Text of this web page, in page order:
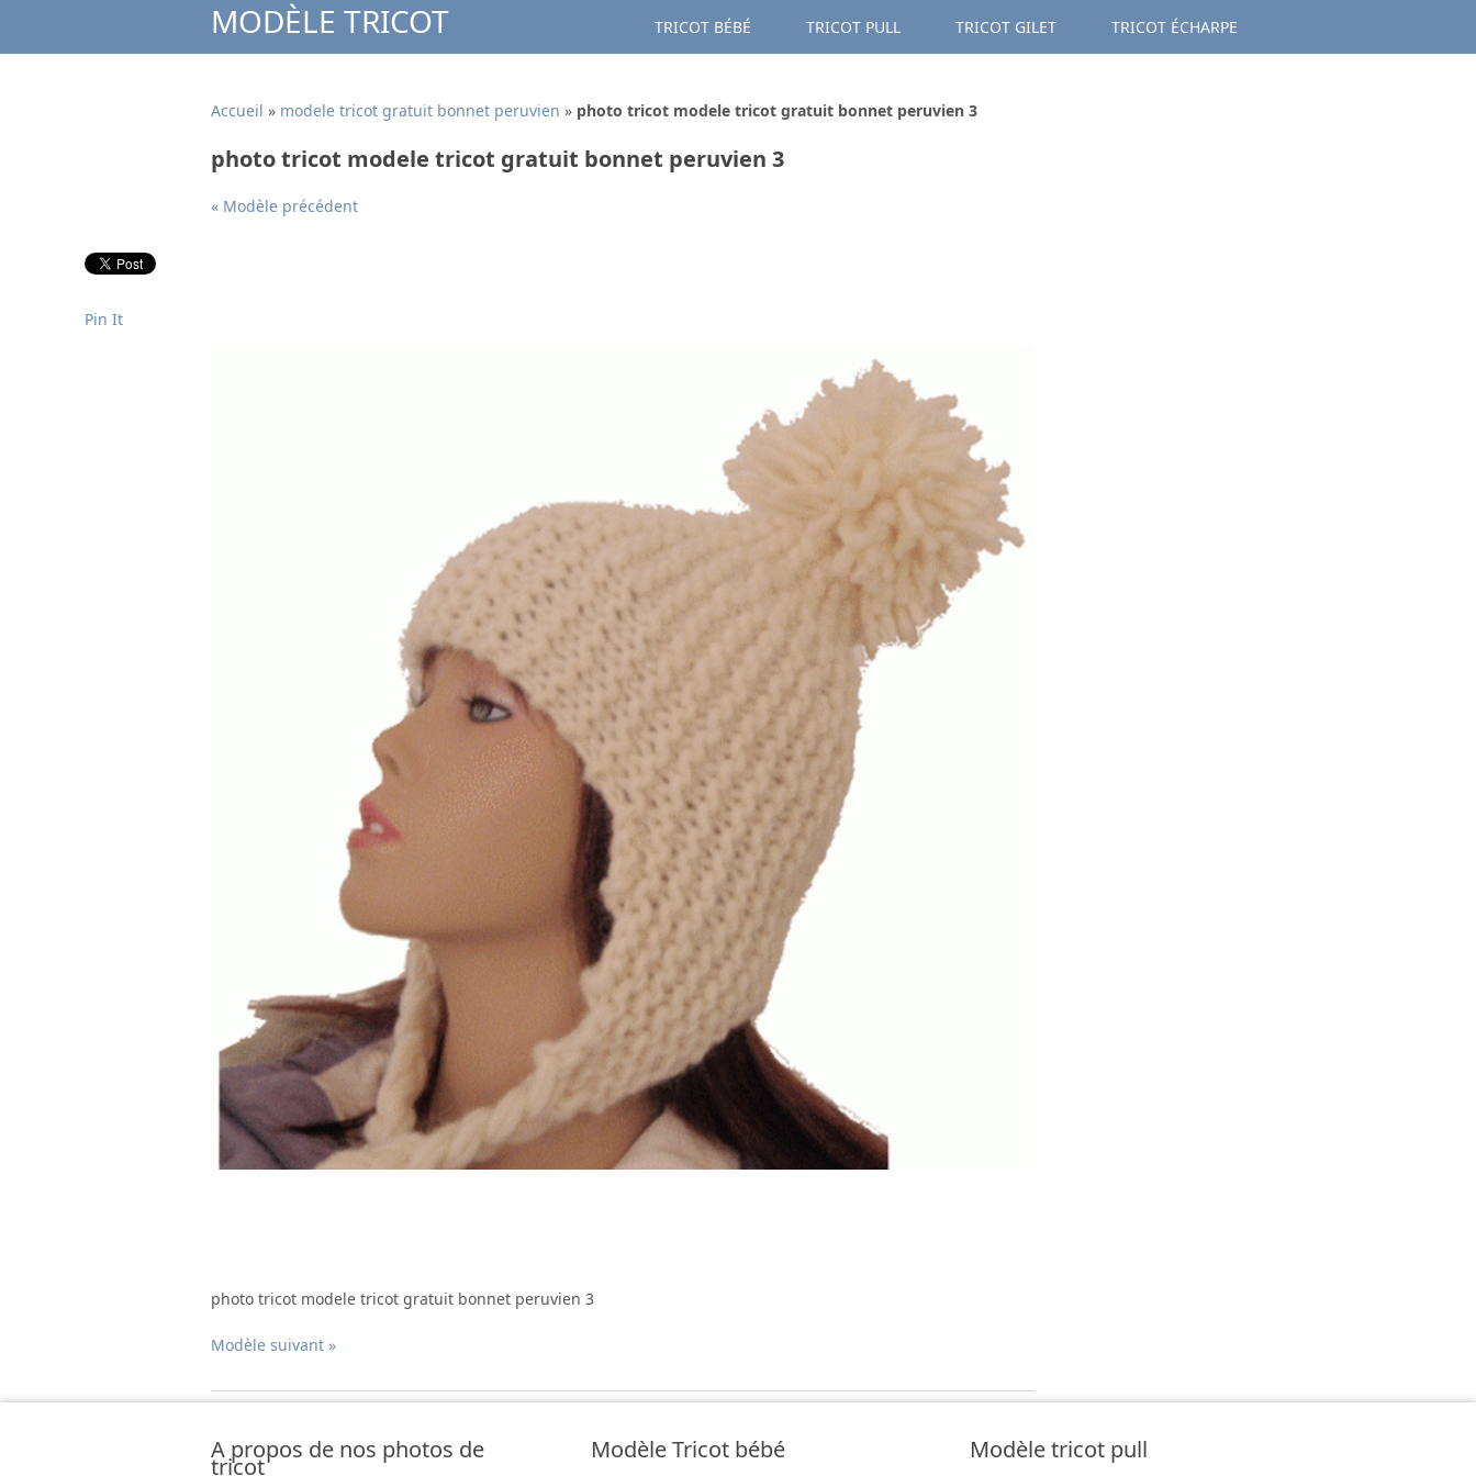
MODÈLE TRICOT TRICOT BÉBÉ TRICOT PULL TRICOT GILET TRICOT ÉCHARPE
Accueil » modele tricot gratuit bonnet peruvien » photo tricot modele tricot gratuit bonnet peruvien 3
photo tricot modele tricot gratuit bonnet peruvien 3
« Modèle précédent
photo tricot modele tricot gratuit bonnet peruvien 3
Modèle suivant »
Pin It
A propos de nos photos de
tricot
Modèle Tricot bébé Modèle tricot pull